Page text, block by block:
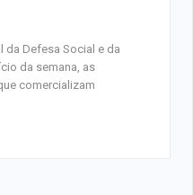
da Defesa Social e da
da semana, as
comercializam
Filarmônica de Itabaiana
realiza concerto em
homenagem ao Dia dos…